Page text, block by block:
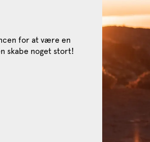
for at være en
skabe noget stort!